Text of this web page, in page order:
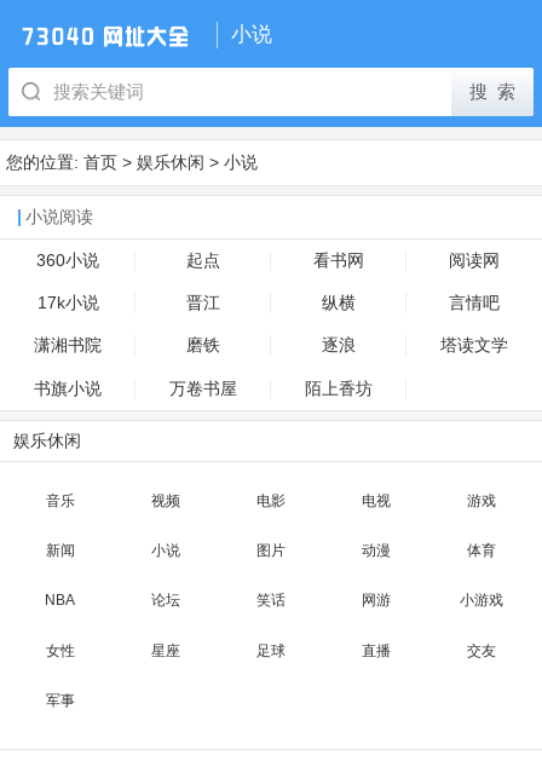
小说
您的位置: 首页 > 娱乐休闲 > 小说
小说阅读
360小说 起点 看书网 阅读网
17k小说 晋江 纵横 言情吧
潇湘书院 磨铁 逐浪 塔读文学
书旗小说 万卷书屋 陌上香坊
娱乐休闲
音乐 视频 电影 电视 游戏
新闻 小说 图片 动漫 体育
NBA 论坛 笑话 网游 小游戏
女性 星座 足球 直播 交友
军事